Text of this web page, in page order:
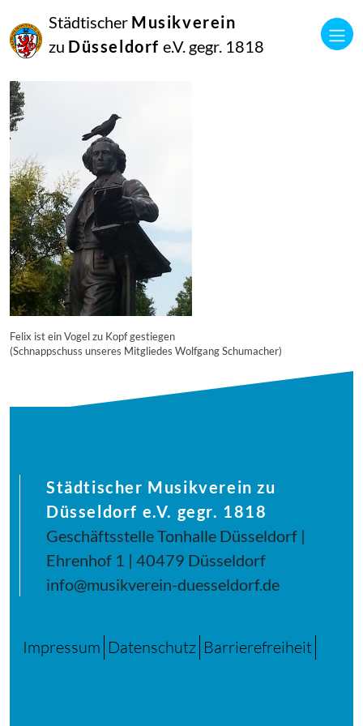
Städtischer Musikverein
zu Düsseldorf e.V. gegr. 1818
Juli
2017
Manfred Hill
Felix ist ein Vogel zu Kopf gestiegen
(Schnappschuss unseres Mitgliedes Wolfgang Schumacher)
Städtischer Musikverein zu
Düsseldorf e.V. gegr. 1818
Geschäftsstelle Tonhalle Düsseldorf |
Ehrenhof 1 | 40479 Düsseldorf
info@musikverein-duesseldorf.de
Impressum Datenschutz Barrierefreiheit